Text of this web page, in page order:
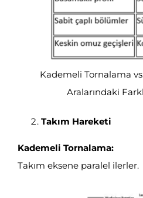
Kademeli Tornalama
Aralarındaki
Takım Hareketi
Kademeli Tornalama:
Takım eksene paralel ilerler.